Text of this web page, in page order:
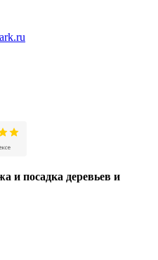
и посадка деревьев и